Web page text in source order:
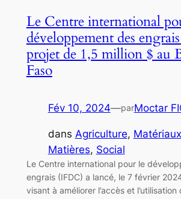
Le Centre international
développement des
projet de 1,5 million $ au
Faso
Fév 10, 2024—parMoctar
dans Agriculture,
Matières, Social
Le Centre international pour le
engrais (IFDC) a lancé, le 7 février
visant à améliorer l’accès et l’utilisation